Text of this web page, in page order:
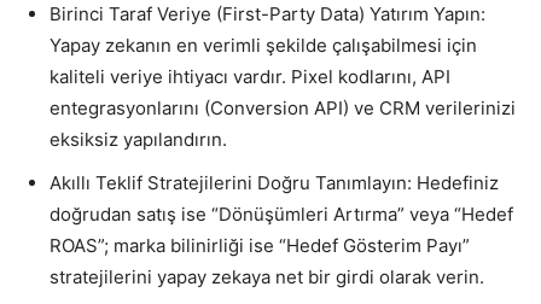
Birinci Taraf Veriye (First-Party Data) Yatırım Yapın:
Yapay zekanın en verimli şekilde çalışabilmesi için
kaliteli veriye ihtiyacı vardır. Pixel kodlarını, API
entegrasyonlarını (Conversion API) ve CRM verilerinizi
eksiksiz yapılandırın.
Akıllı Teklif Stratejilerini Doğru Tanımlayın: Hedefiniz
doğrudan satış ise “Dönüşümleri Artırma” veya “Hedef
ROAS”; marka bilinirliği ise “Hedef Gösterim Payı”
stratejilerini yapay zekaya net bir girdi olarak verin.